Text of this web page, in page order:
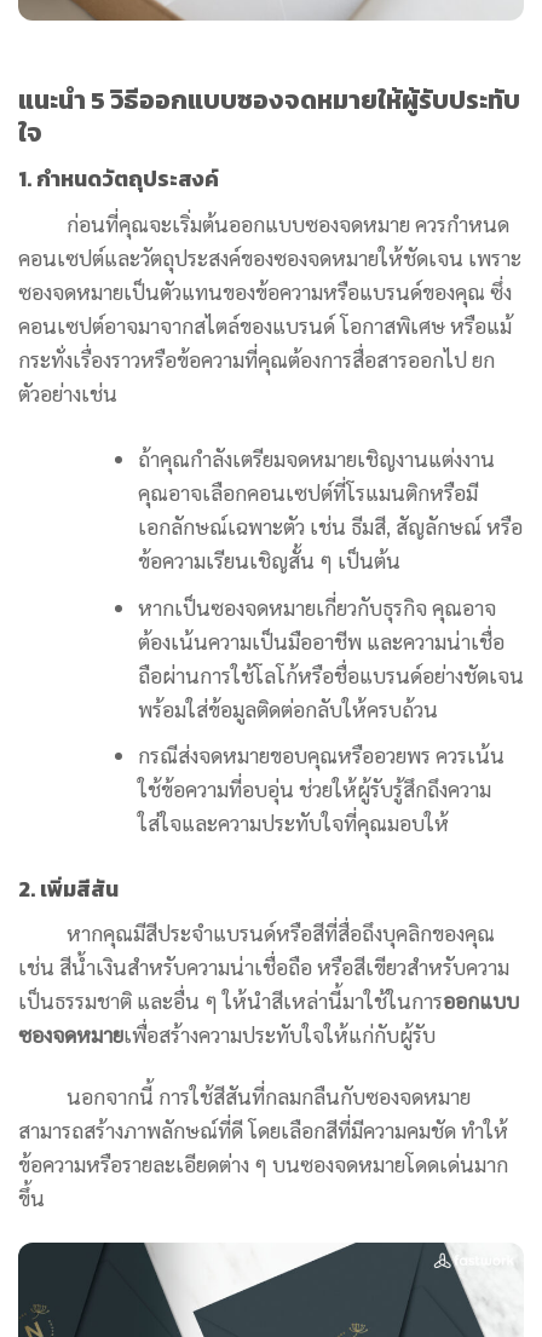
แนะนำ 5 วิธีออกแบบซองจดหมายให้ผู้รับประทับ
ใจ
1. กำหนดวัตถุประสงค์
ก่อนที่คุณจะเริ่มต้นออกแบบซองจดหมาย ควรกำหนด
คอนเซปต์และวัตถุประสงค์ของซองจดหมายให้ชัดเจน เพราะ
ซองจดหมายเป็นตัวแทนของข้อความหรือแบรนด์ของคุณ ซึ่ง
คอนเซปต์อาจมาจากสไตล์ของแบรนด์ โอกาสพิเศษ หรือแม้
กระทั่งเรื่องราวหรือข้อความที่คุณต้องการสื่อสารออกไป ยก
ตัวอย่างเช่น
ถ้าคุณกำลังเตรียมจดหมายเชิญงานแต่งงาน
คุณอาจเลือกคอนเซปต์ที่โรแมนติกหรือมี
เอกลักษณ์เฉพาะตัว เช่น ธีมสี, สัญลักษณ์ หรือ
ข้อความเรียนเชิญสั้น ๆ เป็นต้น
หากเป็นซองจดหมายเกี่ยวกับธุรกิจ คุณอาจ
ต้องเน้นความเป็นมืออาชีพ และความน่าเชื่อ
ถือผ่านการใช้โลโก้หรือชื่อแบรนด์อย่างชัดเจน
พร้อมใส่ข้อมูลติดต่อกลับให้ครบถ้วน
กรณีส่งจดหมายขอบคุณหรืออวยพร ควรเน้น
ใช้ข้อความที่อบอุ่น ช่วยให้ผู้รับรู้สึกถึงความ
ใส่ใจและความประทับใจที่คุณมอบให้
2. เพิ่มสีสัน
หากคุณมีสีประจำแบรนด์หรือสีที่สื่อถึงบุคลิกของคุณ
เช่น สีน้ำเงินสำหรับความน่าเชื่อถือ หรือสีเขียวสำหรับความ
เป็นธรรมชาติ และอื่น ๆ ให้นำสีเหล่านี้มาใช้ในการออกแบบ
ซองจดหมายเพื่อสร้างความประทับใจให้แก่กับผู้รับ
นอกจากนี้ การใช้สีสันที่กลมกลืนกับซองจดหมาย
สามารถสร้างภาพลักษณ์ที่ดี โดยเลือกสีที่มีความคมชัด ทำให้
ข้อความหรือรายละเอียดต่าง ๆ บนซองจดหมายโดดเด่นมาก
ขึ้น